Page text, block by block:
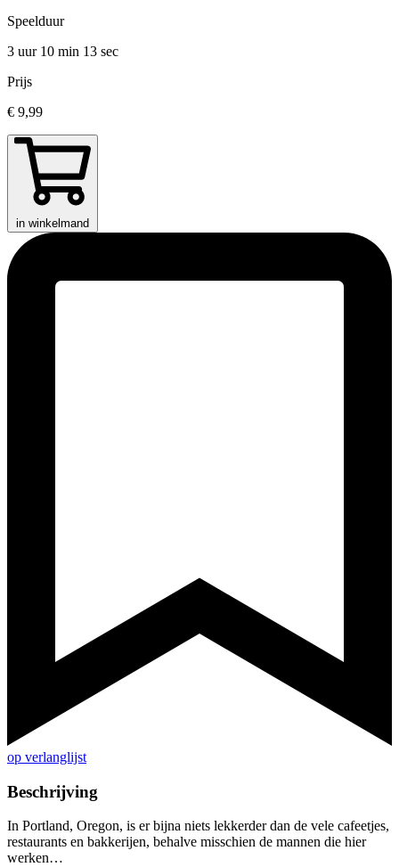
Speelduur
3 uur 10 min 13 sec
Prijs
€ 9,99
in winkelmand
op verlanglijst
Beschrijving
In Portland, Oregon, is er bijna niets lekkerder dan de vele cafeetjes,
restaurants en bakkerijen, behalve misschien de mannen die hier
werken…